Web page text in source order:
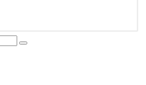
Search